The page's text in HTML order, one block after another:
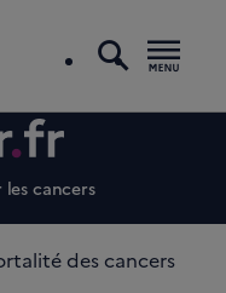
les cancers
des cancers